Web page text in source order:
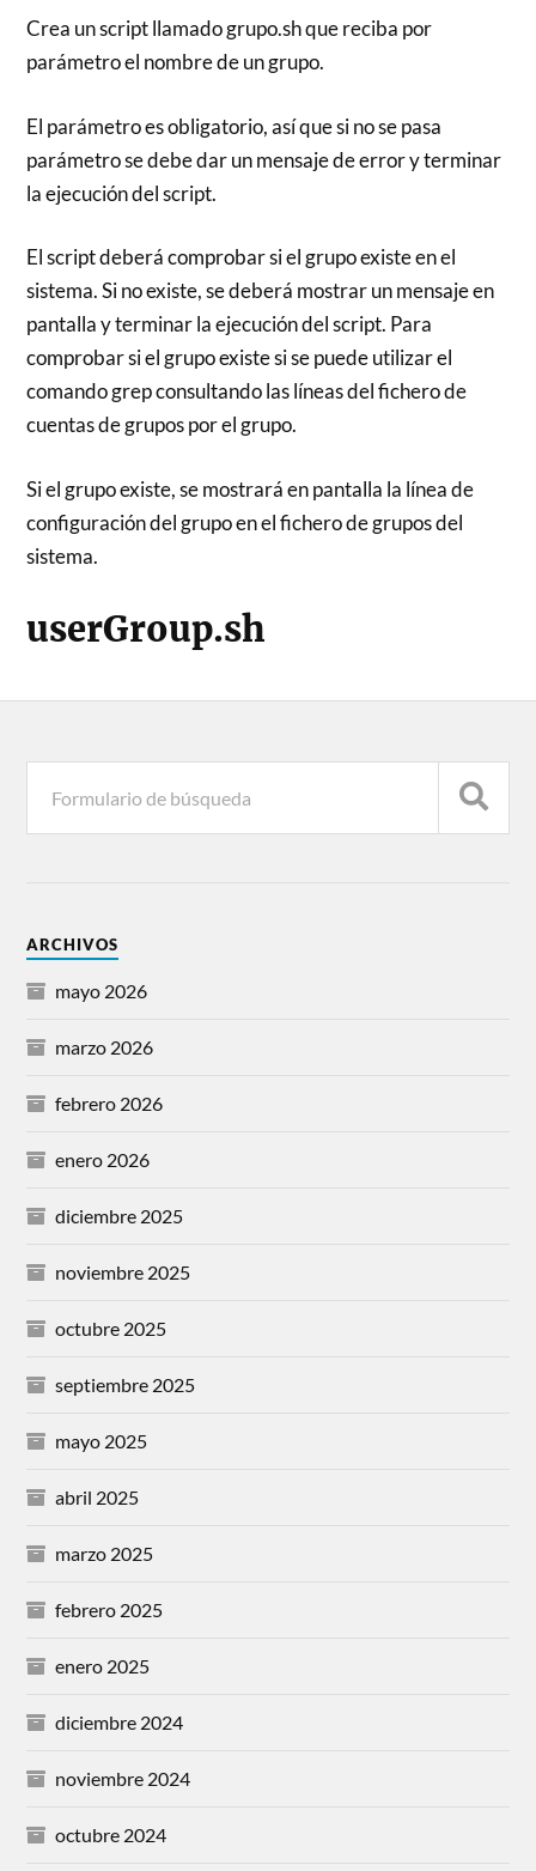
Crea un script llamado grupo.sh que reciba por
parámetro el nombre de un grupo.
El parámetro es obligatorio, así que si no se pasa
parámetro se debe dar un mensaje de error y terminar
la ejecución del script.
El script deberá comprobar si el grupo existe en el
sistema. Si no existe, se deberá mostrar un mensaje en
pantalla y terminar la ejecución del script. Para
comprobar si el grupo existe si se puede utilizar el
comando grep consultando las líneas del fichero de
cuentas de grupos por el grupo.
Si el grupo existe, se mostrará en pantalla la línea de
configuración del grupo en el fichero de grupos del
sistema.
userGroup.sh
ARCHIVOS
mayo 2026
marzo 2026
febrero 2026
enero 2026
diciembre 2025
noviembre 2025
octubre 2025
septiembre 2025
mayo 2025
abril 2025
marzo 2025
febrero 2025
enero 2025
diciembre 2024
noviembre 2024
octubre 2024